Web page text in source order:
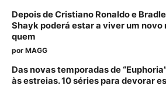
Depois de Cristiano Ronaldo e
Shayk poderá estar a viver um novo
quem
por MAGG
Das novas temporadas de
às estreias. 10 séries para devorar